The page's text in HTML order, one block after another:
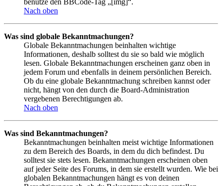
Nach oben
Was sind globale Bekanntmachungen?
Globale Bekanntmachungen beinhalten wichtige
Informationen, deshalb solltest du sie so bald wie möglich
lesen. Globale Bekanntmachungen erscheinen ganz oben in
jedem Forum und ebenfalls in deinem persönlichen Bereich.
Ob du eine globale Bekanntmachung schreiben kannst oder
nicht, hängt von den durch die Board-Administration
vergebenen Berechtigungen ab.
Nach oben
Was sind Bekanntmachungen?
Bekanntmachungen beinhalten meist wichtige Informationen
zu dem Bereich des Boards, in dem du dich befindest. Du
solltest sie stets lesen. Bekanntmachungen erscheinen oben
auf jeder Seite des Forums, in dem sie erstellt wurden. Wie bei
globalen Bekanntmachungen hängt es von deinen